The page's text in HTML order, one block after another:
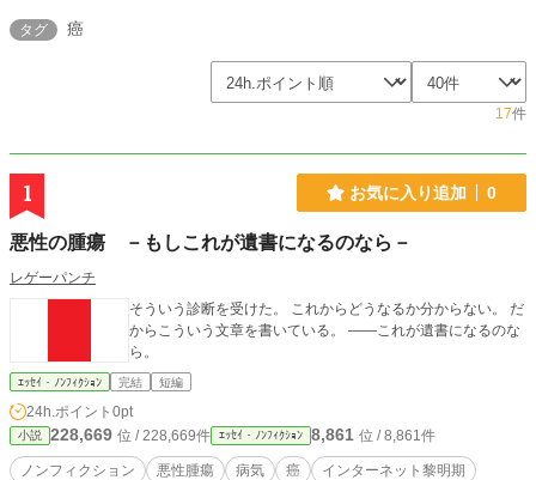
タグ 癌
17件
1 お気に入り追加 0
悪性の腫瘍 －もしこれが遺書になるのなら－
レゲーパンチ
そういう診断を受けた。 これからどうなるか分からない。 だ
からこういう文章を書いている。 ――これが遺書になるのな
ら。
ｴｯｾｲ・ﾉﾝﾌｨｸｼｮﾝ 完結 短編
24h.ポイント 0pt
小説 228,669 位 / 228,669件 ｴｯｾｲ・ﾉﾝﾌｨｸｼｮﾝ 8,861 位 / 8,861件
ノンフィクション 悪性腫瘍 病気 癌
インターネット黎明期